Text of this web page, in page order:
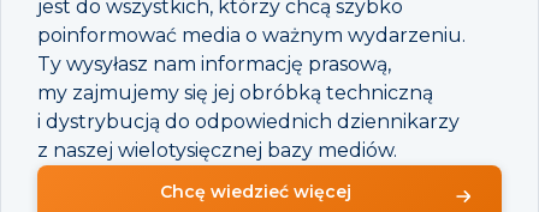
jest do wszystkich, którzy chcą szybko
poinformować media o ważnym wydarzeniu.
Ty wysyłasz nam informację prasową,
my zajmujemy się jej obróbką techniczną
i dystrybucją do odpowiednich dziennikarzy
z naszej wielotysięcznej bazy mediów.
Chcę wiedzieć więcej